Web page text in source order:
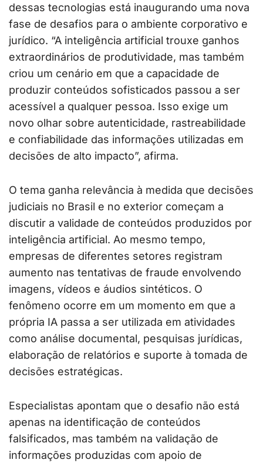
dessas tecnologias está inaugurando uma nova
fase de desafios para o ambiente corporativo e
jurídico. “A inteligência artificial trouxe ganhos
extraordinários de produtividade, mas também
criou um cenário em que a capacidade de
produzir conteúdos sofisticados passou a ser
acessível a qualquer pessoa. Isso exige um
novo olhar sobre autenticidade, rastreabilidade
e confiabilidade das informações utilizadas em
decisões de alto impacto”, afirma.
O tema ganha relevância à medida que decisões
judiciais no Brasil e no exterior começam a
discutir a validade de conteúdos produzidos por
inteligência artificial. Ao mesmo tempo,
empresas de diferentes setores registram
aumento nas tentativas de fraude envolvendo
imagens, vídeos e áudios sintéticos. O
fenômeno ocorre em um momento em que a
própria IA passa a ser utilizada em atividades
como análise documental, pesquisas jurídicas,
elaboração de relatórios e suporte à tomada de
decisões estratégicas.
Especialistas apontam que o desafio não está
apenas na identificação de conteúdos
falsificados, mas também na validação de
informações produzidas com apoio de